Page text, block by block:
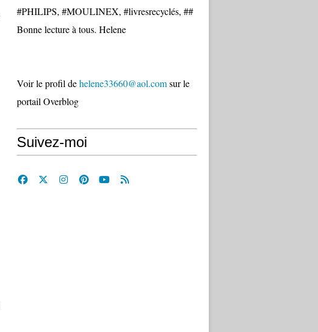
#PHILIPS, #MOULINEX, #livresrecyclés, ##
Bonne lecture à tous. Helene
Voir le profil dehelene33660@aol.comsur le
portail Overblog
Suivez-moi